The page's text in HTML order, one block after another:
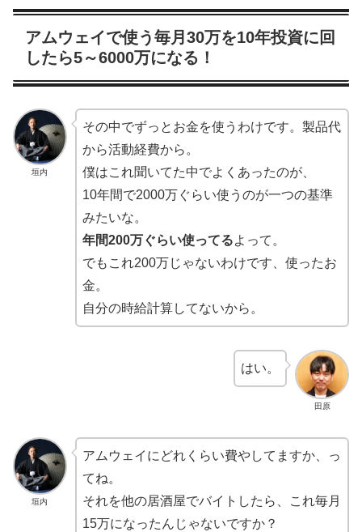
アムウェイで使う毎月30万を10年投資に回
したら5～6000万になる！
垣内
その中でずっとお金を使うわけです。製品代
から活動経費から。
僕はこれ聞いてた中でよくあったのが、
10年間で2000万ぐらい使うのが一つの基準
みたいな。
年間200万ぐらい使ってるよって。
でもこれ200万じゃないわけです、使ったお
金。
自分の時給計算してないから。
田原
はい。
垣内
アムウェイにどれくらい費やしてますか、っ
てね。
それを他の居酒屋でバイトしたら、これ毎月
15万になったんじゃないですか？